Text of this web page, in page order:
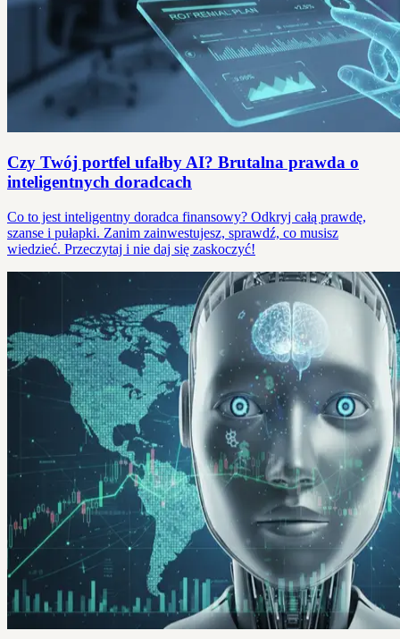
Czy Twój portfel ufałby AI? Brutalna prawda o
inteligentnych doradcach
Co to jest inteligentny doradca finansowy? Odkryj całą prawdę,
szanse i pułapki. Zanim zainwestujesz, sprawdź, co musisz
wiedzieć. Przeczytaj i nie daj się zaskoczyć!